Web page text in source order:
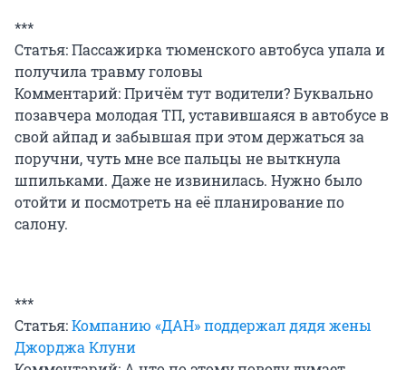
***
Статья: Пассажирка тюменского автобуса упала и
получила травму головы
Комментарий: Причём тут водители? Буквально
позавчера молодая ТП, уставившаяся в автобусе в
свой айпад и забывшая при этом держаться за
поручни, чуть мне все пальцы не выткнула
шпильками. Даже не извинилась. Нужно было
отойти и посмотреть на её планирование по
салону.
***
Статья:Компанию «ДАН» поддержал дядя жены
Джорджа Клуни